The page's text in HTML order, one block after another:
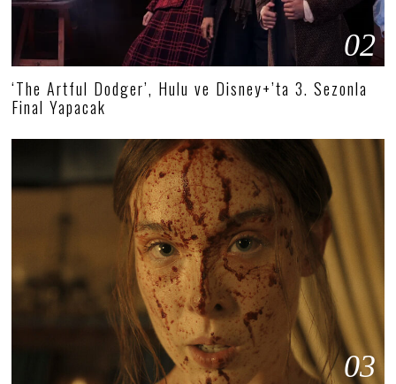
02
‘The Artful Dodger’, Hulu ve Disney+’ta 3. Sezonla
Final Yapacak
03